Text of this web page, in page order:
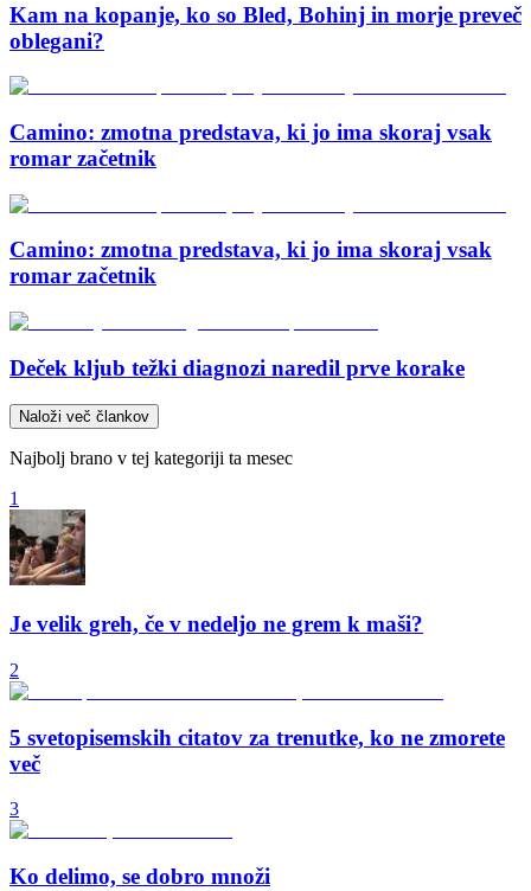
Kam na kopanje, ko so Bled, Bohinj in morje preveč
oblegani?
Camino: zmotna predstava, ki jo ima skoraj vsak
romar začetnik
Camino: zmotna predstava, ki jo ima skoraj vsak
romar začetnik
Deček kljub težki diagnozi naredil prve korake
Naloži več člankov
Najbolj brano v tej kategoriji ta mesec
1
Je velik greh, če v nedeljo ne grem k maši?
2
5 svetopisemskih citatov za trenutke, ko ne zmorete
več
3
Ko delimo, se dobro množi